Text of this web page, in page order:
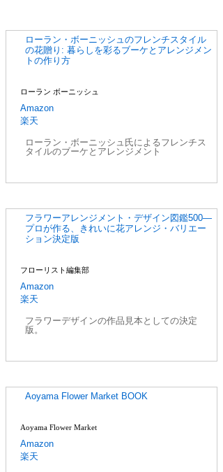
ローラン・ボーニッシュのフレンチスタイル
の花贈り: 暮らしを彩るブーケとアレンジメン
トの作り方
ローラン ボーニッシュ
Amazon
楽天
ローラン・ボーニッシュ氏によるフレンチス
タイルのブーケとアレンジメント
フラワーアレンジメント・デザイン図鑑500―
プロが作る、きれいに花アレンジ・バリエー
ション決定版
フローリスト編集部
Amazon
楽天
フラワーデザインの作品見本としての決定
版。
Aoyama Flower Market BOOK
Aoyama Flower Market
Amazon
楽天